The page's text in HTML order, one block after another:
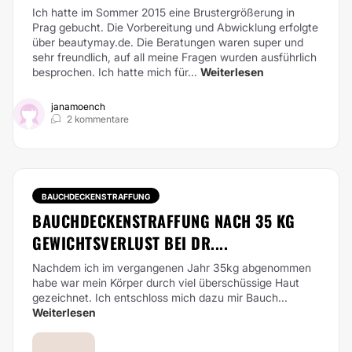
Ich hatte im Sommer 2015 eine Brustergrößerung in
Prag gebucht. Die Vorbereitung und Abwicklung erfolgte
über beautymay.de. Die Beratungen waren super und
sehr freundlich, auf all meine Fragen wurden ausführlich
besprochen. Ich hatte mich für... Weiterlesen
janamoench
2 kommentare
BAUCHDECKENSTRAFFUNG
BAUCHDECKENSTRAFFUNG NACH 35 KG
GEWICHTSVERLUST BEI DR....
Nachdem ich im vergangenen Jahr 35kg abgenommen
habe war mein Körper durch viel überschüssige Haut
gezeichnet. Ich entschloss mich dazu mir Bauch...
Weiterlesen